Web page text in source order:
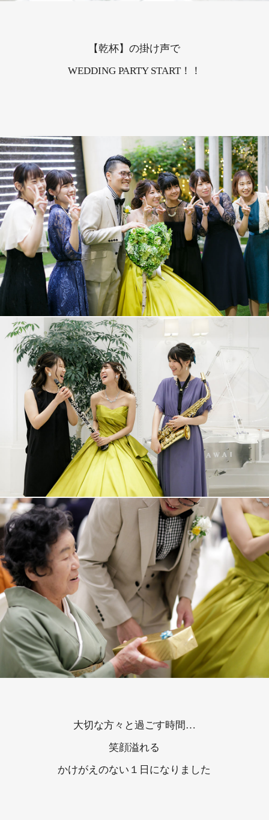
【乾杯】の掛け声で
WEDDING PARTY START！！
大切な方々と過ごす時間…
笑顔溢れる
かけがえのない１日になりました